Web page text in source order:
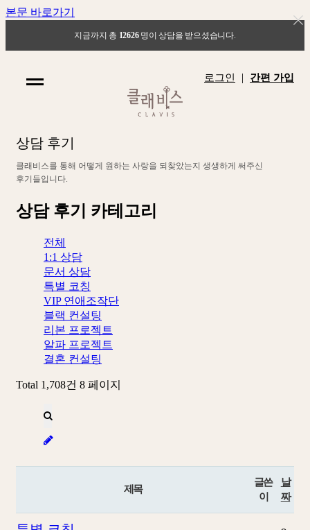
본문 바로가기
지금까지 총 12626 명이 상담을 받으셨습니다.
로그인 | 간편 가입
상담 후기
클래 비 스를 통해 어 떻게 원하는 사랑을 되 찾았는지 생생하게 써 주신
후기 들입 니 다.
상담 후기 카테고리
전체
1:1 상담
문서 상담
특별 코칭
VIP 연애조작단
블랙 컨설팅
리본 프로젝트
알파 프로젝트
결혼 컨설팅
Total 1,708건 8 페이지
제목
글쓴
이
날
짜